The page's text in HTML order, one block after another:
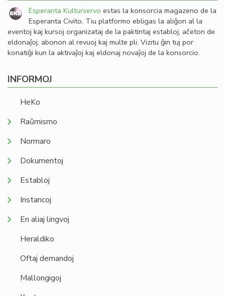
Esperanta Kulturservo estas la konsorcia magazeno de la
Esperanta Civito. Tiu platformo ebligas la aliĝon al la
eventoj kaj kursoj organizataj de la paktintaj establoj, aĉeton de
eldonaĵoj, abonon al revuoj kaj multe pli. Vizitu ĝin tuj por
konatiĝi kun la aktivaĵoj kaj eldonaj novaĵoj de la konsorcio.
INFORMOJ
HeKo
Raŭmismo
Normaro
Dokumentoj
Establoj
Instancoj
En aliaj lingvoj
Heraldiko
Oftaj demandoj
Mallongigoj